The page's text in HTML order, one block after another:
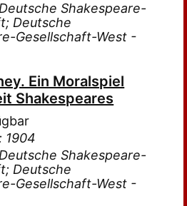
Shakespeare-
Deutsche
Gesellschaft-West -
Ein Moralspiel
Shakespeares
1904
Shakespeare-
Deutsche
Gesellschaft-West -